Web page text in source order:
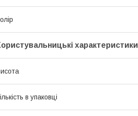
характеристики
в упаковці